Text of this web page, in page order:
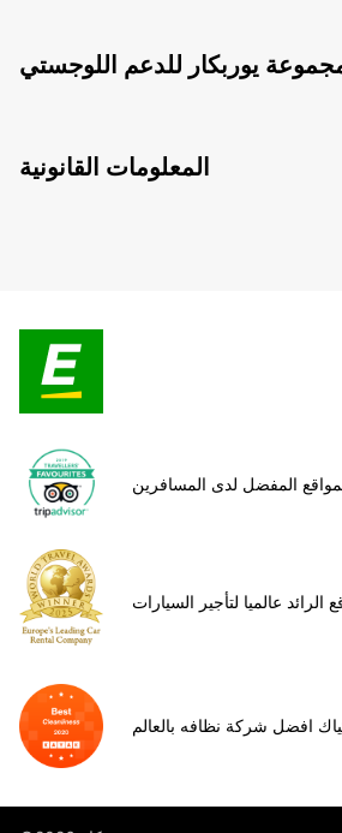
يوربكار للدعم اللوجستي
المعلومات القانونية
المفضل لدى المسافرين
الرائد عالميا لتأجير السيارات
افضل شركة نظافه بالعالم